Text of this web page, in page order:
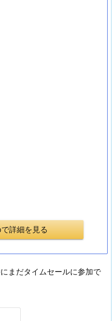
詳細を見る
まだタイムセールに参加で